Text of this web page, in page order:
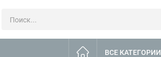
ВСЕ КАТЕГОРИИ